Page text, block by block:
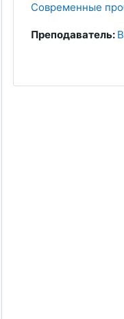
Современные
Преподаватель: